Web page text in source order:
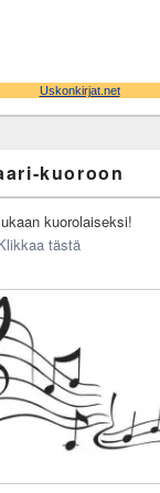
kuoroon
kuorolaiseksi!
tästä